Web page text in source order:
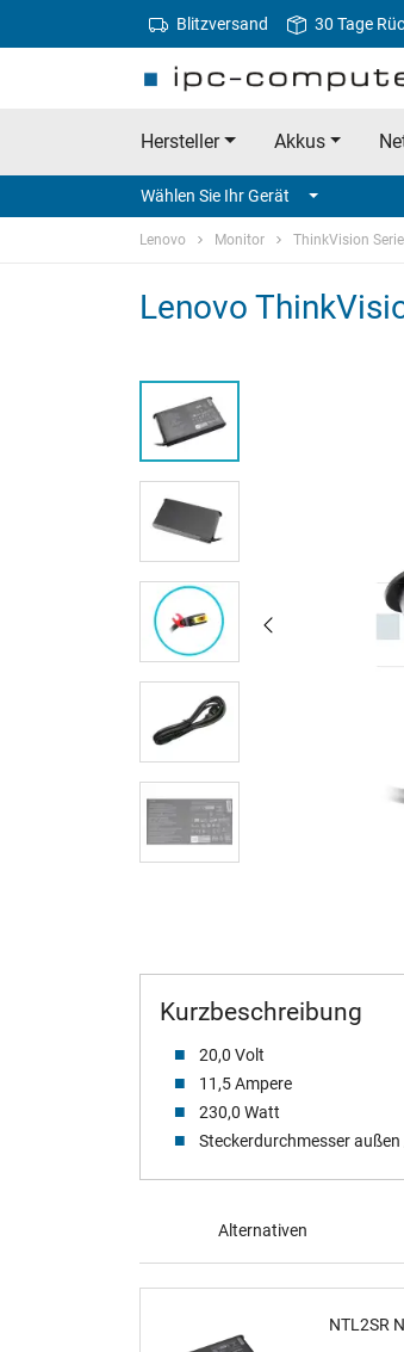
Blitzversand 30 Tage
Hersteller Akkus
Wählen Sie Ihr Gerät
Lenovo Monitor ThinkVision Serie
Lenovo
Kurzbeschreibung
20,0 Volt
11,5 Ampere
230,0 Watt
Steckerdurchmesser
Alternativen
NTL2SR